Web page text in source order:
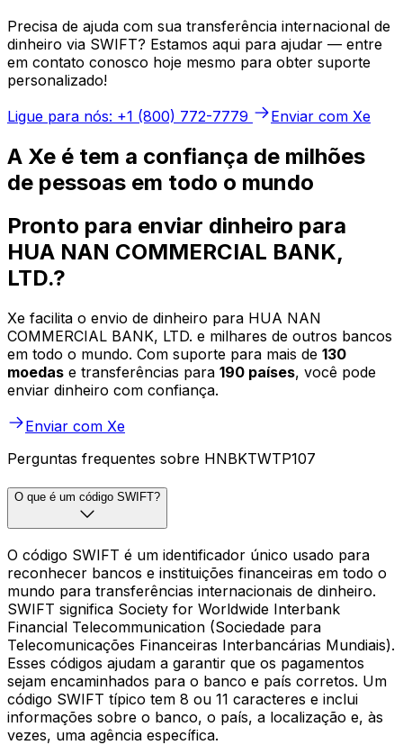
Precisa de ajuda com sua transferência internacional de
dinheiro via SWIFT? Estamos aqui para ajudar — entre
em contato conosco hoje mesmo para obter suporte
personalizado!
Ligue para nós: +1 (800) 772-7779
Enviar com Xe
A Xe é tem a confiança de milhões
de pessoas em todo o mundo
Pronto para enviar dinheiro para
HUA NAN COMMERCIAL BANK,
LTD.?
Xe facilita o envio de dinheiro para HUA NAN
COMMERCIAL BANK, LTD. e milhares de outros bancos
em todo o mundo. Com suporte para mais de 130
moedas e transferências para 190 países, você pode
enviar dinheiro com confiança.
Enviar com Xe
Perguntas frequentes sobre HNBKTWTP107
O que é um código SWIFT?
O código SWIFT é um identificador único usado para
reconhecer bancos e instituições financeiras em todo o
mundo para transferências internacionais de dinheiro.
SWIFT significa Society for Worldwide Interbank
Financial Telecommunication (Sociedade para
Telecomunicações Financeiras Interbancárias Mundiais).
Esses códigos ajudam a garantir que os pagamentos
sejam encaminhados para o banco e país corretos. Um
código SWIFT típico tem 8 ou 11 caracteres e inclui
informações sobre o banco, o país, a localização e, às
vezes, uma agência específica.